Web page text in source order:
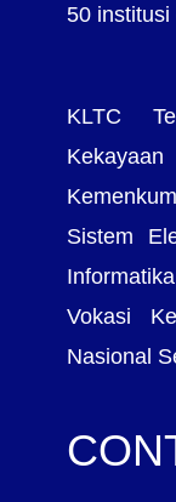
50 institusi
KLTC
Sistem
Vokasi
Nasional